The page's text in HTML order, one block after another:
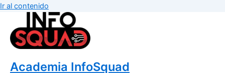
Ir al contenido
Academia InfoSquad